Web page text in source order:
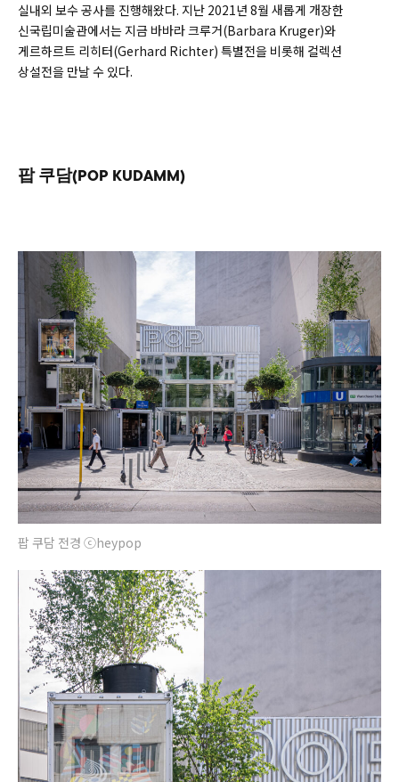
실내외 보수 공사를 진행해왔다. 지난 2021년 8월 새롭게 개장한
신국립미술관에서는 지금 바바라 크루거(Barbara Kruger)와
게르하르트 리히터(Gerhard Richter) 특별전을 비롯해 컬렉션
상설전을 만날 수 있다.
팝 쿠담(POP KUDAMM)
팝 쿠담 전경 ⓒheypop